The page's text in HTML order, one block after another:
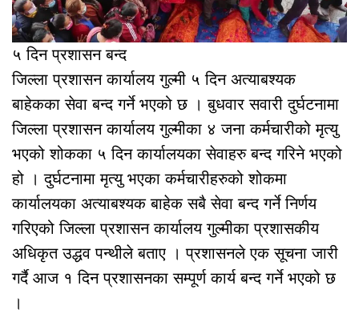
५ दिन प्रशासन बन्द
जिल्ला प्रशासन कार्यालय गुल्मी ५ दिन अत्याबश्यक
बाहेकका सेवा बन्द गर्ने भएको छ । बुधवार सवारी दुर्घटनामा
जिल्ला प्रशासन कार्यालय गुल्मीका ४ जना कर्मचारीको मृत्यु
भएको शोकका ५ दिन कार्यालयका सेवाहरु बन्द गरिने भएको
हो । दुर्घटनामा मृत्यु भएका कर्मचारीहरुको शोकमा
कार्यालयका अत्याबश्यक बाहेक सबै सेवा बन्द गर्ने निर्णय
गरिएको जिल्ला प्रशासन कार्यालय गुल्मीका प्रशासकीय
अधिकृत उद्धव पन्थीले बताए । प्रशासनले एक सूचना जारी
गर्दै आज १ दिन प्रशासनका सम्पूर्ण कार्य बन्द गर्ने भएको छ
।